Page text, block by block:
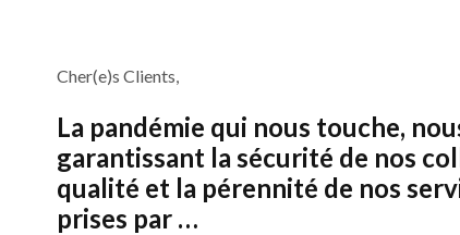
Cher(e)s Clients,
La pandémie qui nous touche,
garantissant la sécurité de nos
qualité et la pérennité de nos
prises par …